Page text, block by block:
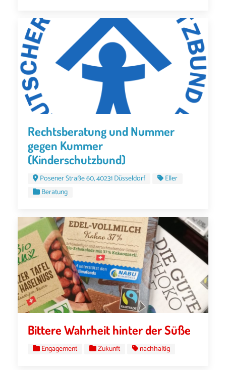
Rechtsberatung und Nummer
gegen Kummer
(Kinderschutzbund)
Posener Straße 60, 40231 Düsseldorf
Eller
Beratung
Bittere Wahrheit hinter der Süße
Engagement Zukunft nachhaltig